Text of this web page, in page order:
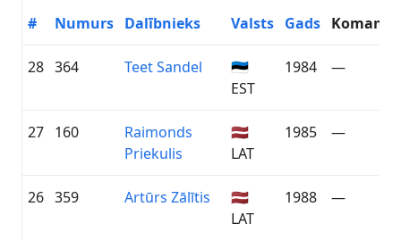
# Numurs Dalībnieks Valsts Gads Komanda
28 364 Teet Sandel
🇪🇪
EST
1984 —
27 160
Raimonds
Priekulis
🇱🇻
LAT
1985 —
26 359 Artūrs Zālītis
🇱🇻
LAT
1988 —